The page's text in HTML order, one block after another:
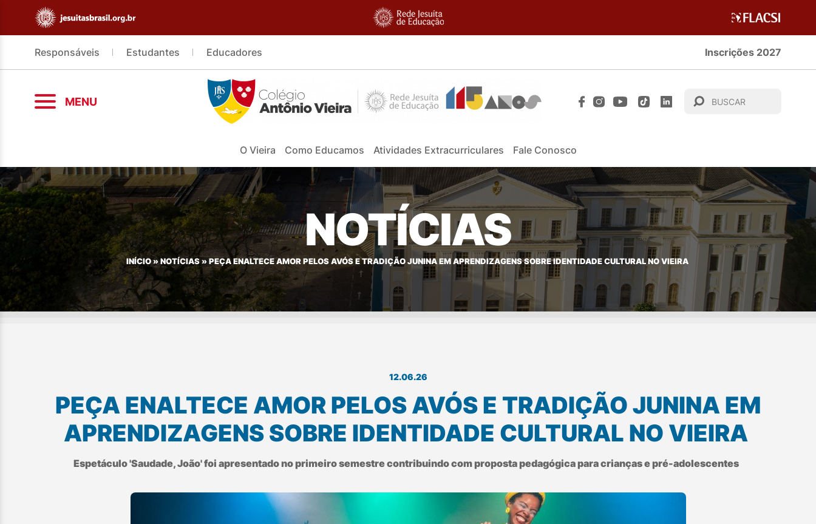
Responsáveis Estudantes Educadores Inscrições 2027
MENU
O Vieira Como Educamos Atividades Extracurriculares Fale Conosco
NOTÍCIAS
INÍCIO»NOTÍCIAS» PEÇA ENALTECE AMOR PELOS AVÓS E TRADIÇÃO JUNINA EM APRENDIZAGENS SOBRE IDENTIDADE CULTURAL NO VIEIRA
12.06.26
PEÇA ENALTECE AMOR PELOS AVÓS E TRADIÇÃO JUNINA EM
APRENDIZAGENS SOBRE IDENTIDADE CULTURAL NO VIEIRA
Espetáculo 'Saudade, João' foi apresentado no primeiro semestre contribuindo com proposta pedagógica para crianças e pré-adolescentes